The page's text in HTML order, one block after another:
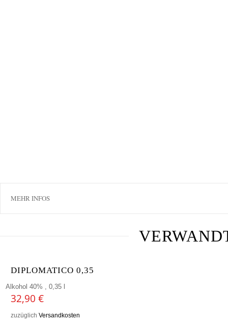
MEHR INFOS
DIPLOMATICO 0,35
Alkohol 40% , 0,35 l
32,90 €
zuzüglich Versandkosten